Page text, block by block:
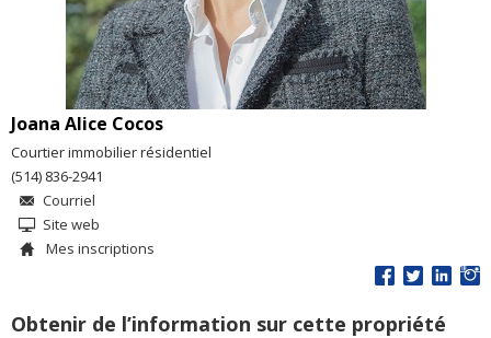
Joana Alice Cocos
Courtier immobilier résidentiel
(514) 836-2941
Courriel
Site web
Mes inscriptions
Obtenir de l’information sur cette propriété